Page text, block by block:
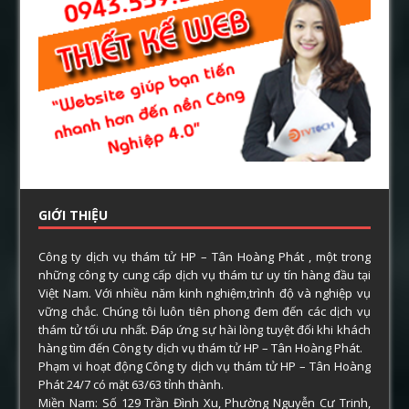
GIỚI THIỆU
Công ty dịch vụ thám tử HP – Tân Hoàng Phát , một trong
những công ty cung cấp dịch vụ thám tư uy tín hàng đầu tại
Việt Nam. Với nhiều năm kinh nghiệm,trình độ và nghiệp vụ
vững chắc. Chúng tôi luôn tiên phong đem đến các dịch vụ
thám tử tối ưu nhất. Đáp ứng sự hài lòng tuyệt đối khi khách
hàng tìm đến Công ty dịch vụ thám tử HP – Tân Hoàng Phát.
Phạm vi hoạt động Công ty dịch vụ thám tử HP – Tân Hoàng
Phát 24/7 có mặt 63/63 tỉnh thành.
Miền Nam: Số 129 Trần Đình Xu, Phường Nguyễn Cư Trinh,